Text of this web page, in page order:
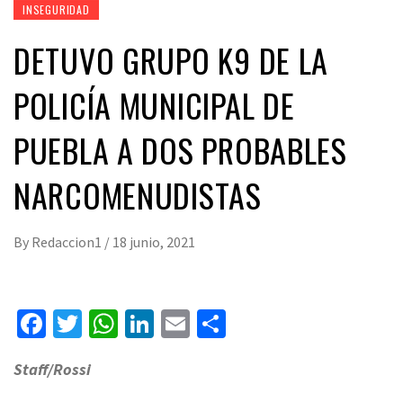
INSEGURIDAD
DETUVO GRUPO K9 DE LA
POLICÍA MUNICIPAL DE
PUEBLA A DOS PROBABLES
NARCOMENUDISTAS
By Redaccion1 / 18 junio, 2021
Facebook
Twitter
WhatsApp
LinkedIn
Email
Staff/Rossi